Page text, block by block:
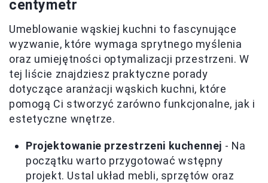
centymetr
Umeblowanie wąskiej kuchni to fascynujące
wyzwanie, które wymaga sprytnego myślenia
oraz umiejętności optymalizacji przestrzeni. W
tej liście znajdziesz praktyczne porady
dotyczące aranżacji wąskich kuchni, które
pomogą Ci stworzyć zarówno funkcjonalne, jak i
estetyczne wnętrze.
Projektowanie przestrzeni kuchennej - Na
początku warto przygotować wstępny
projekt. Ustal układ mebli, sprzętów oraz